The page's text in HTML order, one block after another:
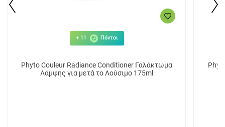
+ 11 Πόντοι
Phyto Couleur Radiance Conditioner Γαλάκτωμα
Λάμψης για μετά το Λούσιμο 175ml